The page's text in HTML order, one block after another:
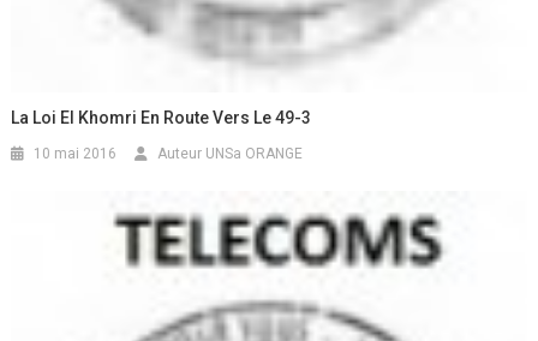
La Loi El Khomri En Route Vers Le 49-3
10 mai 2016 Auteur UNSa ORANGE